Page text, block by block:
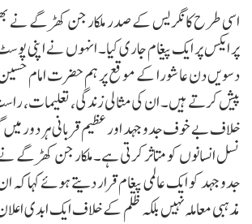
اسی طرح کانگریس کے صدر ملکارجن کھڑگے نے
پر ایکس پر ایک پیغام جاری کیا۔ انہوں نے اپنی
دسویں دن عاشورا کے موقع پر ہم حضرت امام
پیش کرتے ہیں۔ ان کی مثالی زندگی، تعلیمات،
خلاف بے خوف جدوجہد اور عظیم قربانی ہر دور میں
نسل انسانوں کو متاثر کرتی ہے۔ملکارجن کھڑگے
جدوجہد کو ایک عالمی پیغام قرار دیتے ہوئے کہا
مذہبی معاملہ نہیں بلکہ ظلم کے خلاف ایک ابدی